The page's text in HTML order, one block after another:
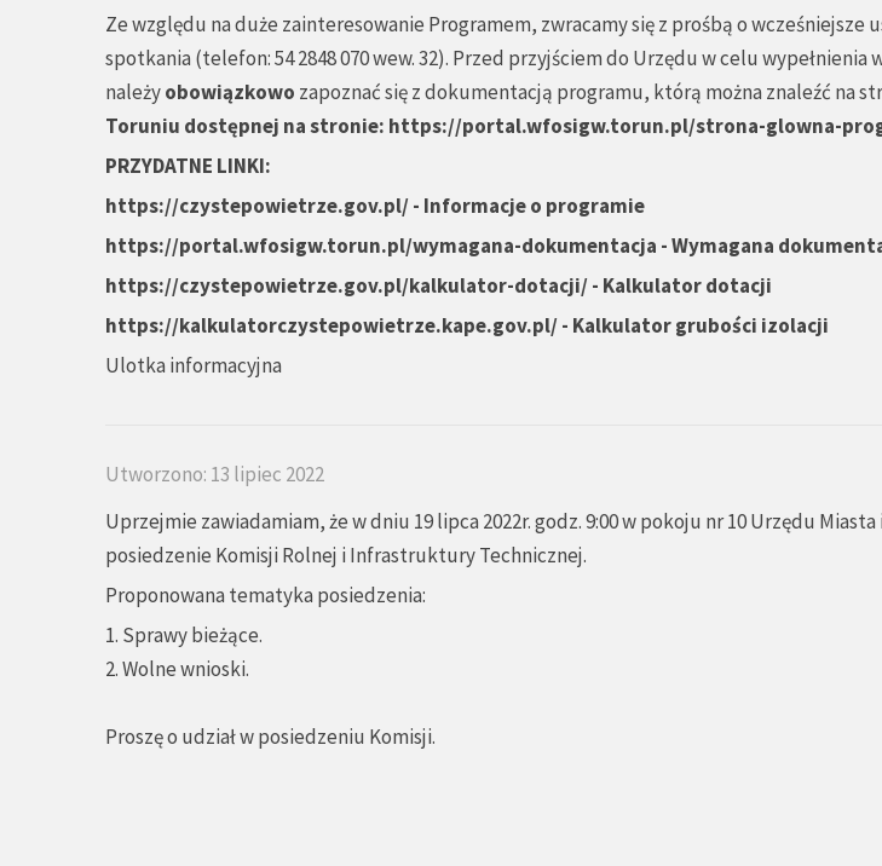
Ze względu na duże zainteresowanie Programem, zwracamy się z prośbą o wcześniejsze
spotkania (telefon: 54 2848 070 wew. 32). Przed przyjściem do Urzędu w celu wypełnienia
należyobowiązkowo zapoznać się z dokumentacją programu, którą można znaleźć na
Toruniu dostępnej na stronie: https://portal.wfosigw.torun.pl/strona-glowna-
PRZYDATNE LINKI:
https://czystepowietrze.gov.pl/- Informacje o programie
https://portal.wfosigw.torun.pl/wymagana-dokumentacja - Wymagana
https://czystepowietrze.gov.pl/kalkulator-dotacji/- Kalkulator dotacji
https://kalkulatorczystepowietrze.kape.gov.pl/- Kalkulator grubości izolacji
Ulotka informacyjna
Utworzono: 13 lipiec 2022
Uprzejmie zawiadamiam, że w dniu 19 lipca 2022r. godz. 9:00 w pokoju nr 10 Urzędu
posiedzenie Komisji Rolnej i Infrastruktury Technicznej.
Proponowana tematyka posiedzenia:
1. Sprawy bieżące.
2. Wolne wnioski.
Proszę o udział w posiedzeniu Komisji.